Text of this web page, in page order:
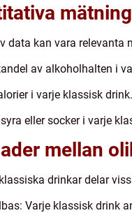
data kan vara relevanta
av alkoholhalten i
i varje klassisk drink.
eller socker i varje
mellan
drinkar delar
Varje klassisk drink